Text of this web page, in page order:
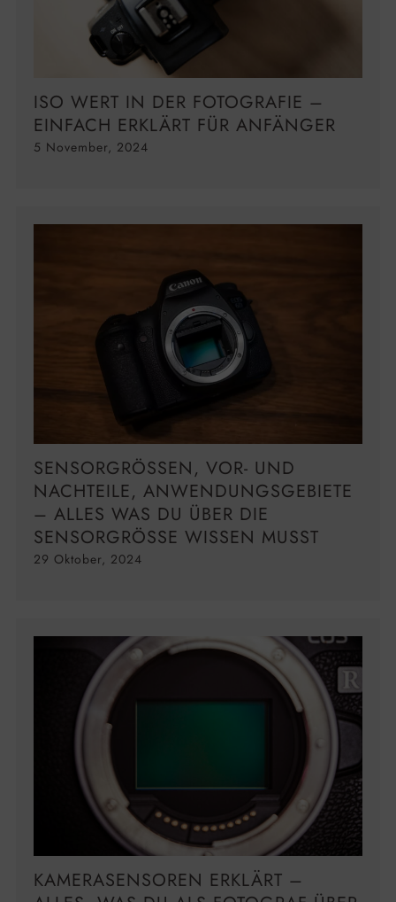
ISO WERT IN DER FOTOGRAFIE –
EINFACH ERKLÄRT FÜR ANFÄNGER
5 November, 2024
SENSORGRÖSSEN, VOR- UND N
ACHTEILE, ANWENDUNGSGEBIETE –
ALLES WAS DU ÜBER DIE S
ENSORGRÖSSE WISSEN MUSST
29 Oktober, 2024
KAMERASENSOREN ERKLÄRT –